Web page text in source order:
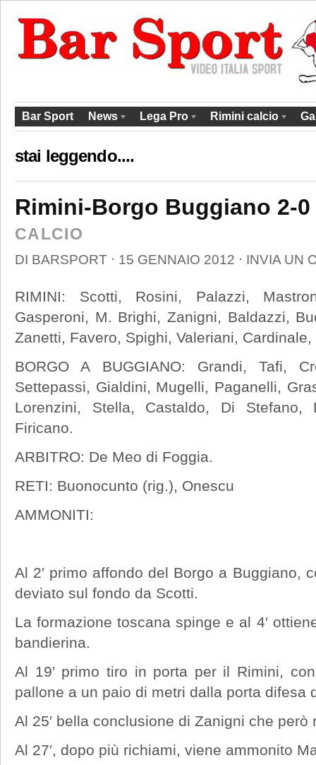
Bar Sport News Lega Pro Rimini calcio
stai leggendo....
Rimini-Borgo Buggiano 2-
CALCIO
DI BARSPORT ⋅ 15 GENNAIO 2012 ⋅ INVIA UN
RIMINI: Scotti, Rosini, Palazzi,
Gasperoni, M. Brighi, Zanigni, Baldazzi,
Zanetti, Favero, Spighi, Valeriani, Cardinale,
BORGO A BUGGIANO: Grandi, Tafi,
Settepassi, Gialdini, Mugelli, Paganelli,
Lorenzini, Stella, Castaldo, Di Stefano,
Firicano.
ARBITRO: De Meo di Foggia.
RETI: Buonocunto (rig.), Onescu
AMMONITI:
Al 2′ primo affondo del Borgo a Buggiano,
deviato sul fondo da Scotti.
La formazione toscana spinge e al 4′
bandierina.
Al 19′ primo tiro in porta per il Rimini,
pallone a un paio di metri dalla porta difesa
Al 25′ bella conclusione di Zanigni che
Al 27′, dopo più richiami, viene ammonito